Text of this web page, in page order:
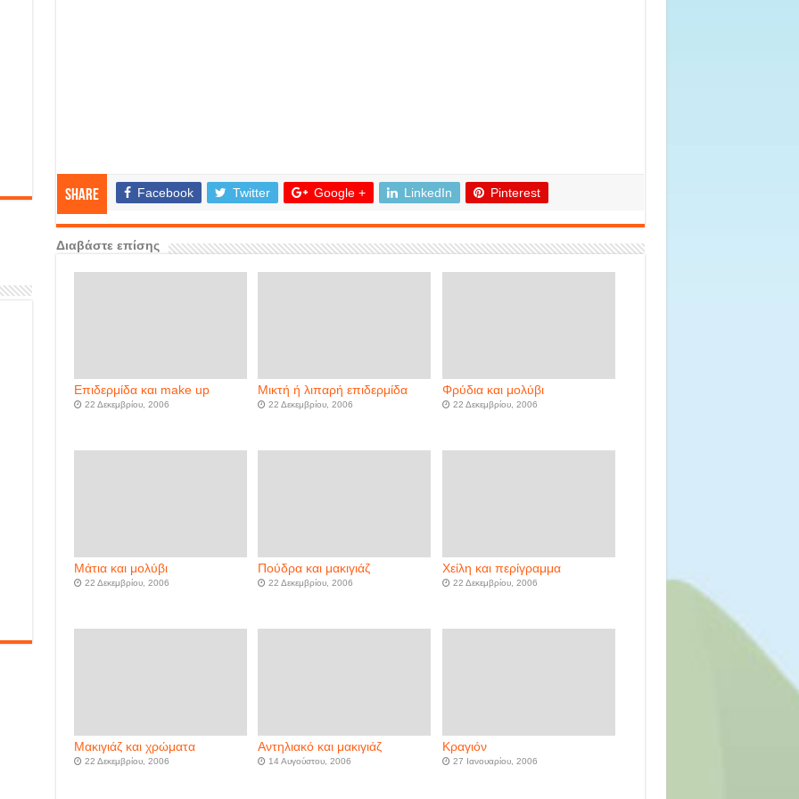
Share Facebook Twitter Google + LinkedIn Pinterest
Διαβάστε επίσης
Επιδερμίδα και make up
22 Δεκεμβρίου, 2006
Μικτή ή λιπαρή επιδερμίδα
22 Δεκεμβρίου, 2006
Φρύδια και μολύβι
22 Δεκεμβρίου, 2006
Μάτια και μολύβι
22 Δεκεμβρίου, 2006
Πούδρα και μακιγιάζ
22 Δεκεμβρίου, 2006
Χείλη και περίγραμμα
22 Δεκεμβρίου, 2006
Μακιγιάζ και χρώματα
22 Δεκεμβρίου, 2006
Αντηλιακό και μακιγιάζ
14 Αυγούστου, 2006
Κραγιόν
27 Ιανουαρίου, 2006